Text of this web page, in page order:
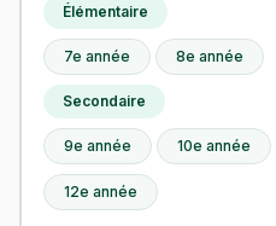
Élémentaire
7e année 8e année
Secondaire
9e année 10e année
12e année